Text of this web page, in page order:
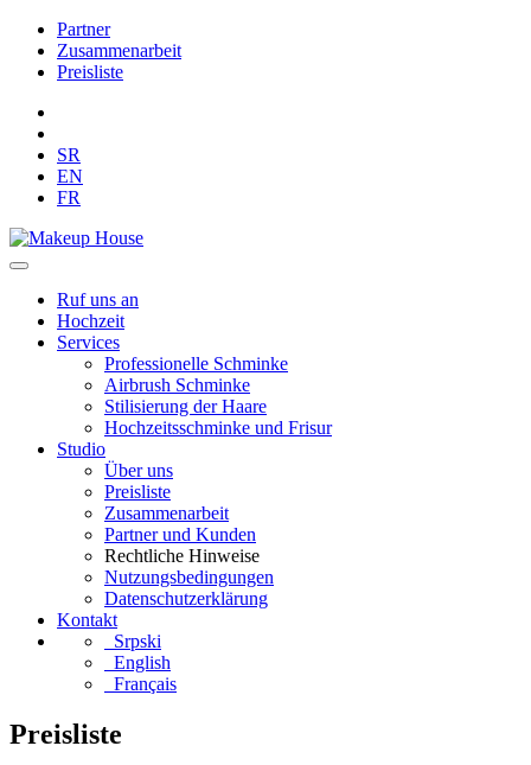
Partner
Zusammenarbeit
Preisliste
SR
EN
FR
Ruf uns an
Hochzeit
Services
Professionelle Schminke
Airbrush Schminke
Stilisierung der Haare
Hochzeitsschminke und Frisur
Studio
Über uns
Preisliste
Zusammenarbeit
Partner und Kunden
Rechtliche Hinweise
Nutzungsbedingungen
Datenschutzerklärung
Kontakt
Srpski
English
Français
Preisliste